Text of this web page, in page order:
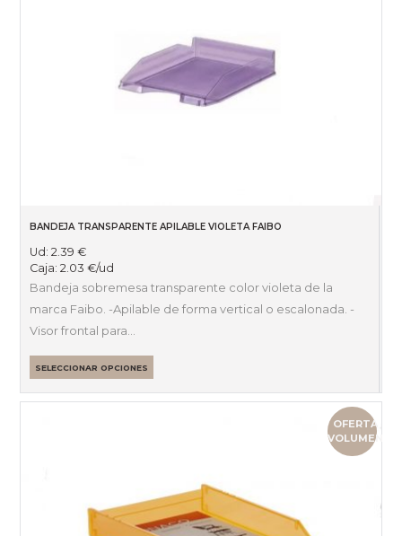
BANDEJA TRANSPARENTE APILABLE VIOLETA FAIBO
Ud:2.39€
Caja:2.03€/ud
Bandeja sobremesa transparente color violeta de la
marca Faibo. -Apilable de forma vertical o escalonada. -
Visor frontal para…
SELECCIONAR OPCIONES
OFERTA
VOLUMEN